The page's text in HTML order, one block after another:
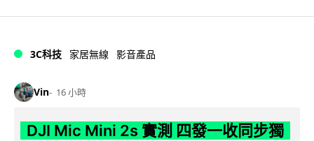
3C科技 家居無線 影音產品
Vin 16 小時
DJI Mic Mini 2s 實測 四發一收同步獨